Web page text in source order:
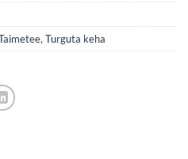
, Turguta keha